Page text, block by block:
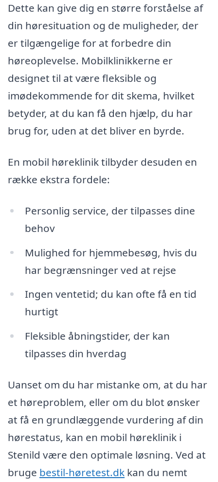
Dette kan give dig en større forståelse af
din høresituation og de muligheder, der
er tilgængelige for at forbedre din
høreoplevelse. Mobilklinikkerne er
designet til at være fleksible og
imødekommende for dit skema, hvilket
betyder, at du kan få den hjælp, du har
brug for, uden at det bliver en byrde.
En mobil høreklinik tilbyder desuden en
række ekstra fordele:
Personlig service, der tilpasses dine
behov
Mulighed for hjemmebesøg, hvis du
har begrænsninger ved at rejse
Ingen ventetid; du kan ofte få en tid
hurtigt
Fleksible åbningstider, der kan
tilpasses din hverdag
Uanset om du har mistanke om, at du har
et høreproblem, eller om du blot ønsker
at få en grundlæggende vurdering af din
hørestatus, kan en mobil høreklinik i
Stenild være den optimale løsning. Ved at
bruge bestil-høretest.dk kan du nemt